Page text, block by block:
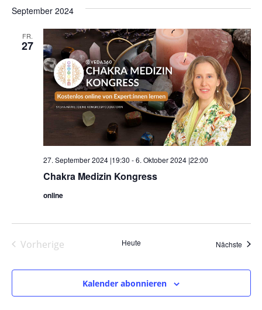
und
wählen.
September 2024
FR.
27
Chakra Medizin Kongress
27. September 2024 |19:30 -6. Oktober 2024 |22:00
online
Vorherige
Heute Nächste
Kalender abonnieren